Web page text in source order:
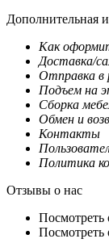
Дополнительная
Как
Доставка/
Отправка в
Подъем на
Сборка
Обмен и
Контакты
Политика
Отзывы о нас
Посмотреть
Посмотреть